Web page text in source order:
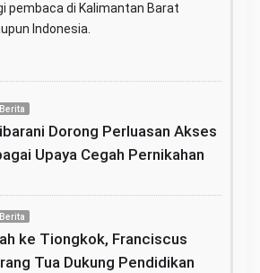
pembaca di Kalimantan Barat
Indonesia.
Berita
Dorong Perluasan Akses
Upaya Cegah Pernikahan
Berita
ke Tiongkok, Franciscus
Tua Dukung Pendidikan